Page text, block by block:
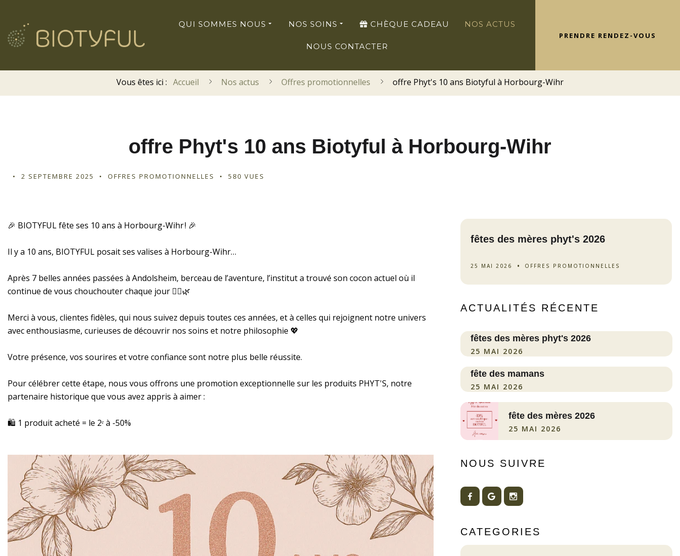
QUI SOMMES NOUS NOS SOINS CHÈQUE CADEAU NOS ACTUS
NOUS CONTACTER
PRENDRE RENDEZ-VOUS
Vous êtes ici : Accueil Nos actus Offres promotionnelles offre Phyt's 10 ans Biotyful à Horbourg-Wihr
offre Phyt's 10 ans Biotyful à Horbourg-Wihr
2 SEPTEMBRE 2025 OFFRES PROMOTIONNELLES 580 VUES
🎉 BIOTYFUL fête ses 10 ans à Horbourg-Wihr ! 🎉
Il y a 10 ans, BIOTYFUL posait ses valises à Horbourg-Wihr…
Après 7 belles années passées à Andolsheim, berceau de l’aventure, l’institut a trouvé son cocon actuel où il
continue de vous chouchouter chaque jour 💆‍♀️🌿
Merci à vous, clientes fidèles, qui nous suivez depuis toutes ces années, et à celles qui rejoignent notre univers
avec enthousiasme, curieuses de découvrir nos soins et notre philosophie 💖
Votre présence, vos sourires et votre confiance sont notre plus belle réussite.
Pour célébrer cette étape, nous vous offrons une promotion exceptionnelle sur les produits PHYT'S, notre
partenaire historique que vous avez appris à aimer :
🛍️ 1 produit acheté = le 2ᵉ à -50%
fêtes des mères phyt's 2026
25 MAI 2026 OFFRES PROMOTIONNELLES
ACTUALITÉS RÉCENTE
fêtes des mères phyt's 2026
25 MAI 2026
fête des mamans
25 MAI 2026
fête des mères 2026
25 MAI 2026
NOUS SUIVRE
CATEGORIES